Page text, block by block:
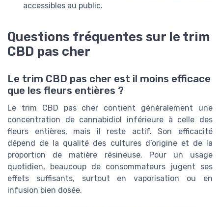
accessibles au public.
Questions fréquentes sur le trim
CBD pas cher
Le trim CBD pas cher est il moins efficace
que les fleurs entières ?
Le trim CBD pas cher contient généralement une
concentration de cannabidiol inférieure à celle des
fleurs entières, mais il reste actif. Son efficacité
dépend de la qualité des cultures d’origine et de la
proportion de matière résineuse. Pour un usage
quotidien, beaucoup de consommateurs jugent ses
effets suffisants, surtout en vaporisation ou en
infusion bien dosée.